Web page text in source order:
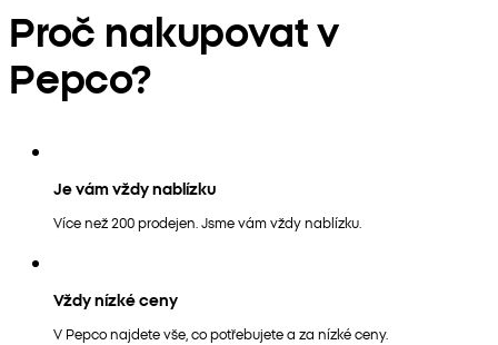
Proč nakupovat v
Pepco?
Je vám vždy nablízku
Více než 200 prodejen. Jsme vám vždy nablízku.
Vždy nízké ceny
V Pepco najdete vše, co potřebujete a za nízké ceny.